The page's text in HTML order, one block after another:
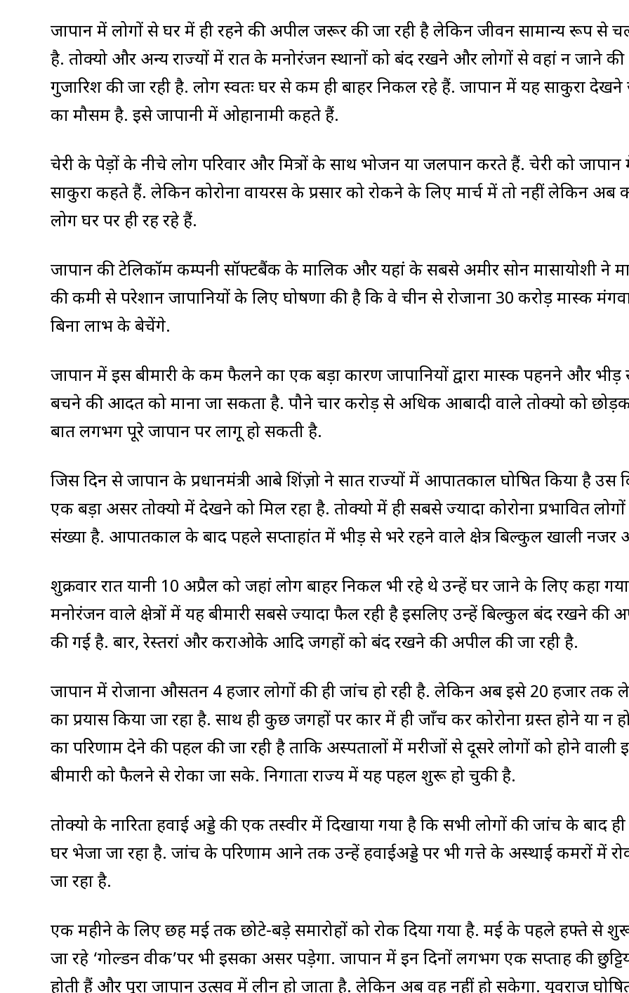
जापान में लोगों से घर में ही रहने की अपील जरूर की जा रही है लेकिन जीवन सामान्य रूप से
है. तोक्यो और अन्य राज्यों में रात के मनोरंजन स्थानों को बंद रखने और लोगों से वहां न जाने की
गुजारिश की जा रही है. लोग स्वतः घर से कम ही बाहर निकल रहे हैं. जापान में यह साकुरा देखने
का मौसम है. इसे जापानी में ओहानामी कहते हैं.
चेरी के पेड़ों के नीचे लोग परिवार और मित्रों के साथ भोजन या जलपान करते हैं. चेरी को जापान
साकुरा कहते हैं. लेकिन कोरोना वायरस के प्रसार को रोकने के लिए मार्च में तो नहीं लेकिन अब
लोग घर पर ही रह रहे हैं.
जापान की टेलिकॉम कम्पनी सॉफ्टबैंक के मालिक और यहां के सबसे अमीर सोन मासायोशी ने
की कमी से परेशान जापानियों के लिए घोषणा की है कि वे चीन से रोजाना 30 करोड़ मास्क
बिना लाभ के बेचेंगे.
जापान में इस बीमारी के कम फैलने का एक बड़ा कारण जापानियों द्वारा मास्क पहनने और भीड़
बचने की आदत को माना जा सकता है. पौने चार करोड़ से अधिक आबादी वाले तोक्यो को
बात लगभग पूरे जापान पर लागू हो सकती है.
जिस दिन से जापान के प्रधानमंत्री आबे शिंज़ो ने सात राज्यों में आपातकाल घोषित किया है उस
एक बड़ा असर तोक्यो में देखने को मिल रहा है. तोक्यो में ही सबसे ज्यादा कोरोना प्रभावित
संख्या है. आपातकाल के बाद पहले सप्ताहांत में भीड़ से भरे रहने वाले क्षेत्र बिल्कुल खाली नजर
शुक्रवार रात यानी 10 अप्रैल को जहां लोग बाहर निकल भी रहे थे उन्हें घर जाने के लिए कहा
मनोरंजन वाले क्षेत्रों में यह बीमारी सबसे ज्यादा फैल रही है इसलिए उन्हें बिल्कुल बंद रखने की
की गई है. बार, रेस्तरां और कराओके आदि जगहों को बंद रखने की अपील की जा रही है.
जापान में रोजाना औसतन 4 हजार लोगों की ही जांच हो रही है. लेकिन अब इसे 20 हजार तक
का प्रयास किया जा रहा है. साथ ही कुछ जगहों पर कार में ही जाँच कर कोरोना ग्रस्त होने या न
का परिणाम देने की पहल की जा रही है ताकि अस्पतालों में मरीजों से दूसरे लोगों को होने वाली
बीमारी को फैलने से रोका जा सके. निगाता राज्य में यह पहल शुरू हो चुकी है.
तोक्यो के नारिता हवाई अड्डे की एक तस्वीर में दिखाया गया है कि सभी लोगों की जांच के बाद
घर भेजा जा रहा है. जांच के परिणाम आने तक उन्हें हवाईअड्डे पर भी गत्ते के अस्थाई कमरों में
जा रहा है.
एक महीने के लिए छह मई तक छोटे-बड़े समारोहों को रोक दिया गया है. मई के पहले हफ्ते से
जा रहे ‘गोल्डन वीक’पर भी इसका असर पड़ेगा. जापान में इन दिनों लगभग एक सप्ताह की
होती हैं और पूरा जापान उत्सव में लीन हो जाता है. लेकिन अब वह नहीं हो सकेगा. युवराज